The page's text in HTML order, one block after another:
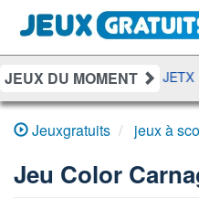
JEUX DU MOMENT
DAMES RAMI JETX
Jeuxgratuits jeux à
Jeu Color